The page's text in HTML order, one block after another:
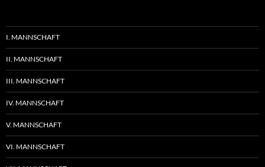
I. MANNSCHAFT
II. MANNSCHAFT
III. MANNSCHAFT
IV. MANNSCHAFT
V. MANNSCHAFT
VI. MANNSCHAFT